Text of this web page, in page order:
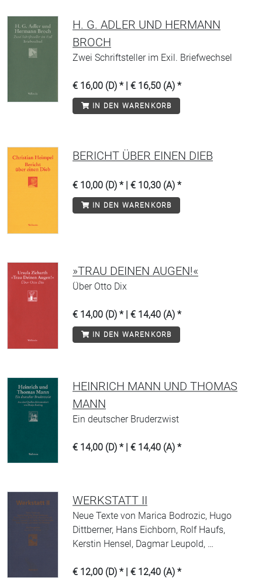
H. G. ADLER UND HERMANN
BROCH
Zwei Schriftsteller im Exil. Briefwechsel
€ 16,00 (D) * | € 16,50 (A) *
IN DEN WARENKORB
BERICHT ÜBER EINEN DIEB
€ 10,00 (D) * | € 10,30 (A) *
IN DEN WARENKORB
»TRAU DEINEN AUGEN!«
Über Otto Dix
€ 14,00 (D) * | € 14,40 (A) *
IN DEN WARENKORB
HEINRICH MANN UND THOMAS
MANN
Ein deutscher Bruderzwist
€ 14,00 (D) * | € 14,40 (A) *
WERKSTATT II
Neue Texte von Marica Bodrozic, Hugo
Dittberner, Hans Eichborn, Rolf Haufs,
Kerstin Hensel, Dagmar Leupold, …
€ 12,00 (D) * | € 12,40 (A) *